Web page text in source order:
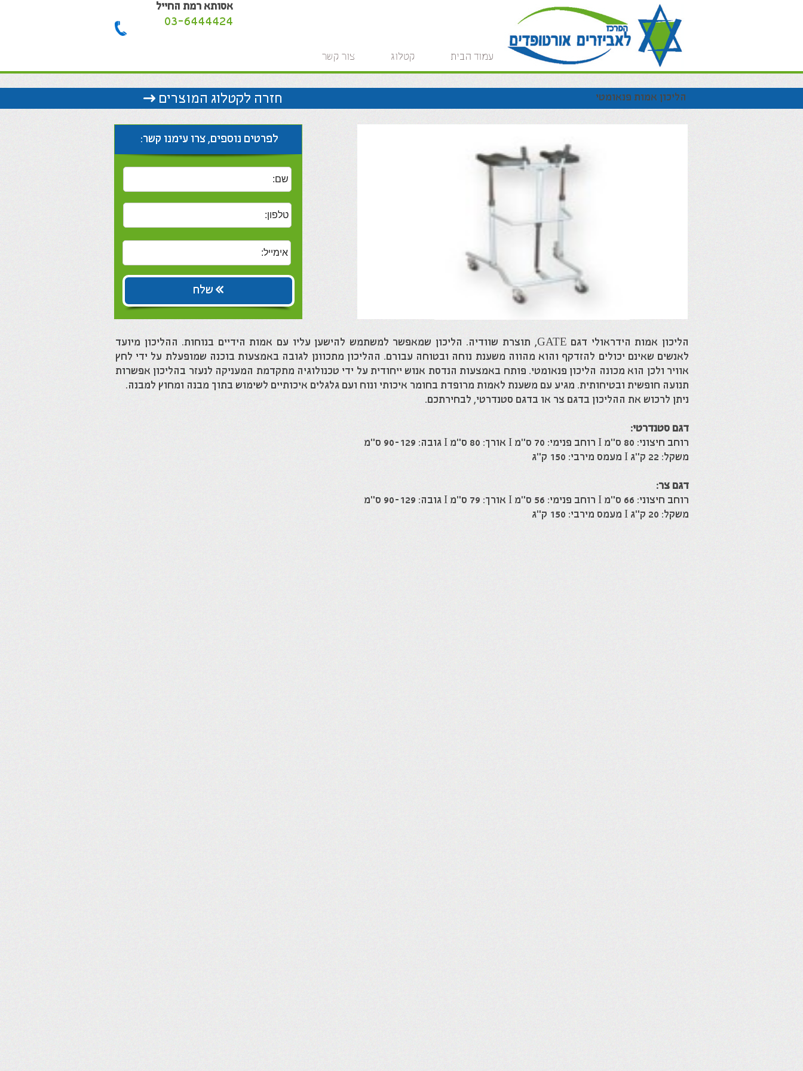
שלח
לפרטים נוספים, צרו עימנו קשר:
הליכון אמות הידראולי דגם GATE, תוצרת שוודיה. הליכון שמאפשר למשתמש להישען עליו עם אמות הידיים בנוחות. ההליכון מיועד
לאנשים שאינם יכולים להזדקף והוא מהווה משענת נוחה ובטוחה עבורם. ההליכון מתכוונן לגובה באמצעות בוכנה שמופעלת על ידי לחץ
אוויר ולכן הוא מכונה הליכון פנאומטי. פותח באמצעות הנדסת אנוש ייחודית על ידי טכנולוגיה מתקדמת המעניקה לנעזר בהליכון אפשרות
תנועה חופשית ובטיחותית. מגיע עם משענת לאמות מרופדת בחומר איכותי ונוח ועם גלגלים איכותיים לשימוש בתוך מבנה ומחוץ למבנה.
ניתן לרכוש את ההליכון בדגם צר או בדגם סטנדרטי, לבחירתכם.
דגם סטנדרטי:
רוחב חיצוני: 80 ס"מ I רוחב פנימי: 70 ס"מ I אורך: 80 ס"מ I גובה: 90-129 ס"מ
משקל: 22 ק"ג I מעמס מירבי: 150 ק"ג
דגם צר:
רוחב חיצוני: 66 ס"מ I רוחב פנימי: 56 ס"מ I אורך: 79 ס"מ I גובה: 90-129 ס"מ
משקל: 20 ק"ג I מעמס מירבי: 150 ק"ג
הליכון אמות פנאומטי חזרה לקטלוג המוצרים
עמוד הבית קטלוג צור קשר
אסותא רמת החייל
03-6444424